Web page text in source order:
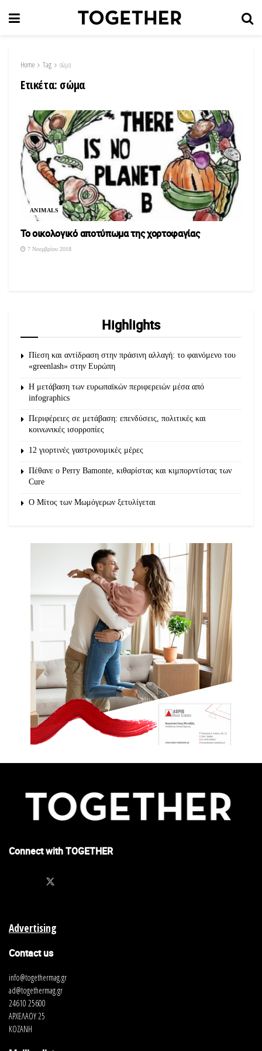
Home Tag σώμα
Ετικέτα: σώμα
ANIMALS
Το οικολογικό αποτύπωμα της χορτοφαγίας
7 Νοεμβρίου 2018
Highlights
Πίεση και αντίδραση στην πράσινη αλλαγή: το φαινόμενο του
«greenlash» στην Ευρώπη
Η μετάβαση των ευρωπαϊκών περιφερειών μέσα από
infographics
Περιφέρειες σε μετάβαση: επενδύσεις, πολιτικές και
κοινωνικές ισορροπίες
12 γιορτινές γαστρονομικές μέρες
Πέθανε ο Perry Bamonte, κιθαρίστας και κιμπορντίστας των
Cure
O Μίτος των Μωμόγερων ξετυλίγεται
Connect with TOGETHER
Advertising
Contact us
info@togethermag.gr
ad@togethermag.gr
24610 25600
ΑΡΧΕΛΑΟΥ 25
ΚΟΖΑΝΗ